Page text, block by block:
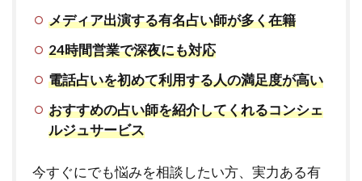
メディア出演する有名占い師が多く在籍
24時間営業で深夜にも対応
電話占いを初めて利用する人の満足度が高い
おすすめの占い師を紹介してくれるコンシェ
ルジュサービス
今すぐにでも悩みを相談したい方、実力ある有